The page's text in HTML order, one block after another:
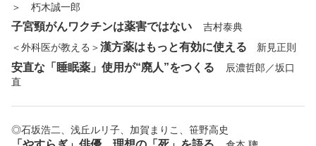
＞ 朽木誠一郎
子宮頸がんワクチンは薬害ではない 吉村泰典
＜外科医が教える＞漢方薬はもっと有効に使える 新見正則
安直な「睡眠薬」使用が“廃人”をつくる
辰濃哲郎／坂口
直
◎石坂浩二、浅丘ルリ子、加賀まりこ、笹野高史